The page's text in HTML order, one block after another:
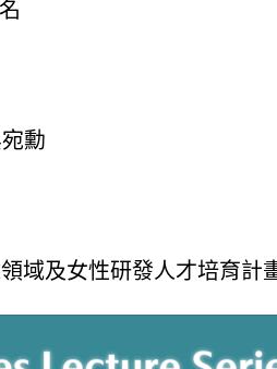
勳
域及女性研發人才培育計